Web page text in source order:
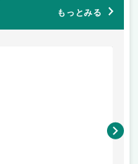
もっとみる
白